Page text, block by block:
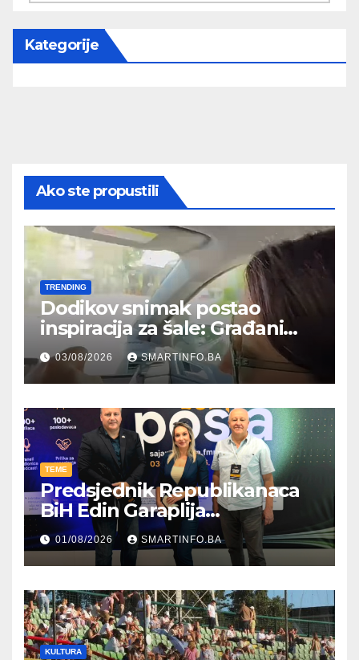
Kategorije
Ako ste propustili
TRENDING
Dodikov snimak postao
inspiracija za šale: Građani
kroz parodiju poslali poruku
03/08/2026 SMARTINFO.BA
TEME
Predsjednik Republikanaca
BiH Edin Garaplija
prisustvovao prezentaciji
Federalnog sajma
zapošljavanja
01/08/2026 SMARTINFO.BA
KULTURA